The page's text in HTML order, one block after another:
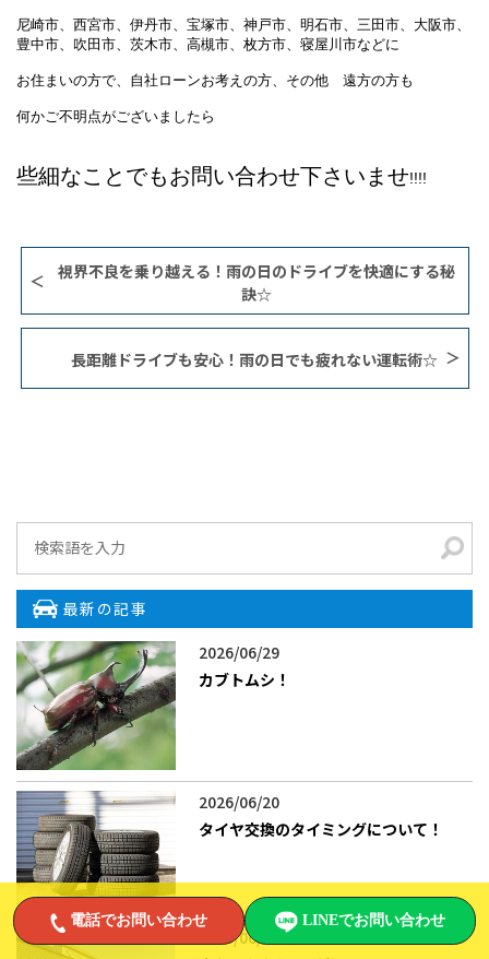
尼崎市、西宮市、伊丹市、宝塚市、神戸市、明石市、三田市、大阪市、
豊中市、吹田市、茨木市、高槻市、枚方市、寝屋川市などに
お住まいの方で、自社ローンお考えの方、その他 遠方の方も
何かご不明点がございましたら
些細なことでもお問い合わせ下さいませ!!!!
​視界不良を乗り越える！雨の日のドライブを快適にする秘
訣☆
長距離ドライブも安心！雨の日でも疲れない運転術☆
最新の記事
2026/06/29
カブトムシ！
2026/06/20
タイヤ交換のタイミングについて！
2026/06/05
電話でお問い合わせ LINEでお問い合わせ